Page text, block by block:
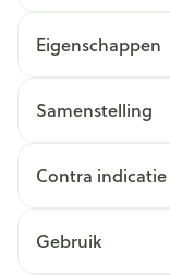
Eigenschappen
Samenstelling
Contra indicatie
Gebruik